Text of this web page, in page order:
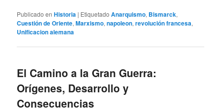
Publicado en Historia | Etiquetado Anarquismo, Bismarck,
Cuestión de Oriente,Marxismo,napoleon,revolución francesa,
Unificacion alemana
El Camino a la Gran Guerra:
Orígenes, Desarrollo y
Consecuencias